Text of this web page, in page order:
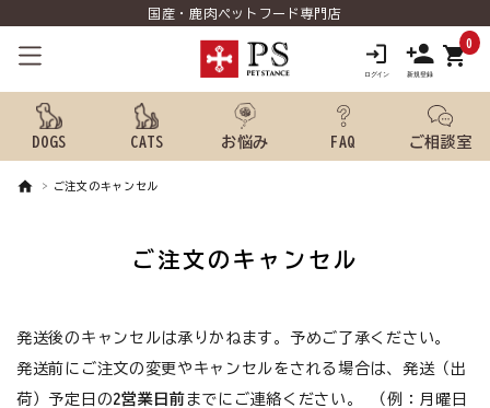
国産・鹿肉ペットフード専門店
shopping_cart0
DOGS CATS お悩み FAQ ご相談室
meeting_room ログイン person 新規会員登録
犬用品から探す
ご注文のキャンセル
ご注文のキャンセル
発送後のキャンセルは承りかねます。予めご了承ください。
発送前にご注文の変更やキャンセルをされる場合は、発送（出
荷）予定日の2営業日前までにご連絡ください。 （例：月曜日